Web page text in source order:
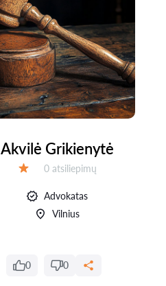
Akvilė Grikienytė
Atsiliepimų:
0 atsiliepimų
Advokatas
Vilnius
0 0